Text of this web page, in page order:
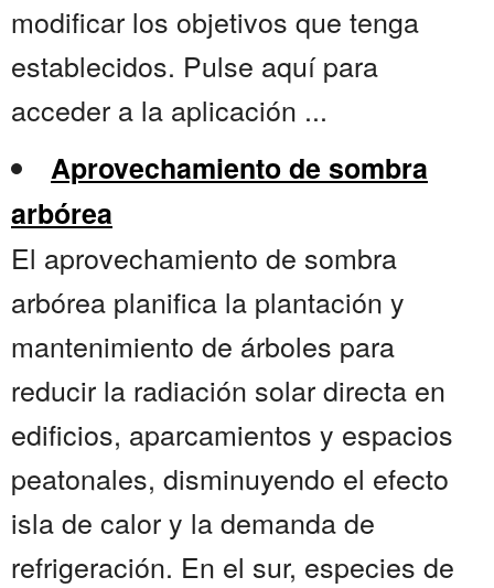
modificar los objetivos que tenga
establecidos. Pulse aquí para
acceder a la aplicación ...
Aprovechamiento de sombra
arbórea
El aprovechamiento de sombra
arbórea planifica la plantación y
mantenimiento de árboles para
reducir la radiación solar directa en
edificios, aparcamientos y espacios
peatonales, disminuyendo el efecto
isla de calor y la demanda de
refrigeración. En el sur, especies de